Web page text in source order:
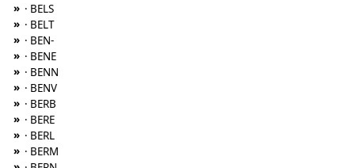
» · BELS
» · BELT
» · BEN-
» · BENE
» · BENN
» · BENV
» · BERB
» · BERE
» · BERL
» · BERM